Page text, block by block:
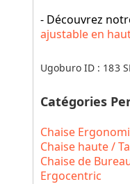
- Découvrez
ajustable en
Ugoburo ID : 183
Catégories
Chaise
Chaise haute /
Chaise de
Ergocentric